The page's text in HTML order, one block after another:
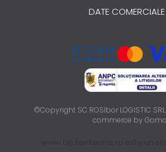
DATE COMERCIALE
©Copyright SC ROSIbor LOGISTIC
commerce by